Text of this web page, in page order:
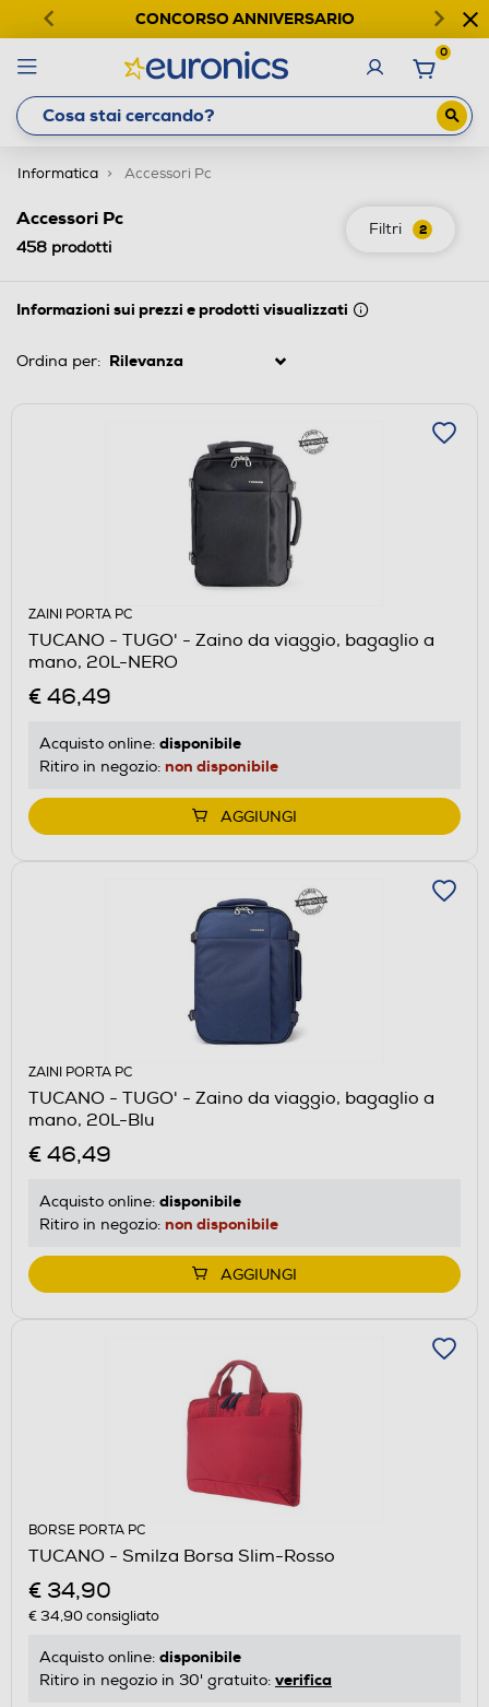
CONCORSO ANNIVERSARIO
0
Informatica Accessori Pc
Filtri 2
Accessori Pc
458 prodotti
Informazioni sui prezzi e prodotti visualizzati
Ordina per:
ZAINI PORTA PC
TUCANO - TUGO' - Zaino da viaggio, bagaglio a
mano, 20L-NERO
€ 46,49
Acquisto online: disponibile
Ritiro in negozio: non disponibile
AGGIUNGI
ZAINI PORTA PC
TUCANO - TUGO' - Zaino da viaggio, bagaglio a
mano, 20L-Blu
€ 46,49
Acquisto online: disponibile
Ritiro in negozio: non disponibile
AGGIUNGI
BORSE PORTA PC
TUCANO - Smilza Borsa Slim-Rosso
€ 34,90
€ 34,90consigliato
Acquisto online: disponibile
Ritiro in negozio in 30' gratuito: verifica